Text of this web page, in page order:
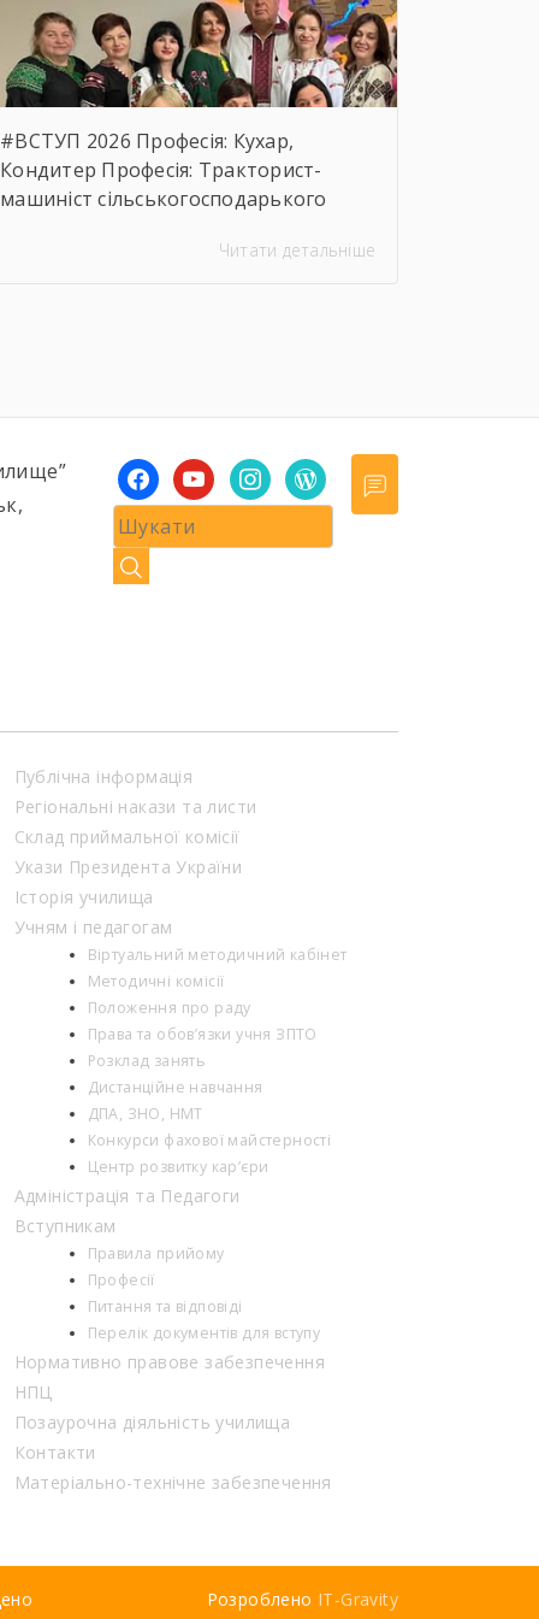
предмета закупівлі.
https://drive.google.com/file/d/
usp=sharing
#ВСТУП 2026 Професія: Кухар,
Кондитер Професія: Тракторист-
машиніст сільськогосподарького
Сільськогосподарських машин та
Читати детальніше
facebookyoutubeinstagramwordpress
Публічна інформація
Регіональні накази та листи
Склад приймальної комісії
Укази Президента України
Історія училища
Учням і педагогам
Віртуальний методичний кабінет
Методичні комісії
Положення про раду
Права та обов’язки учня ЗПТО
Розклад занять
Дистанційне навчання
ДПА, ЗНО, НМТ
Конкурси фахової майстерності
Центр розвитку кар’єри
Адміністрація та Педагоги
Вступникам
Правила прийому
Професії
Питання та відповіді
Перелік документів для вступу
Нормативно правове забезпечення
НПЦ
Позаурочна діяльність училища
Контакти
Матеріально-технічне забезпечення
Розроблено IT-Gravity